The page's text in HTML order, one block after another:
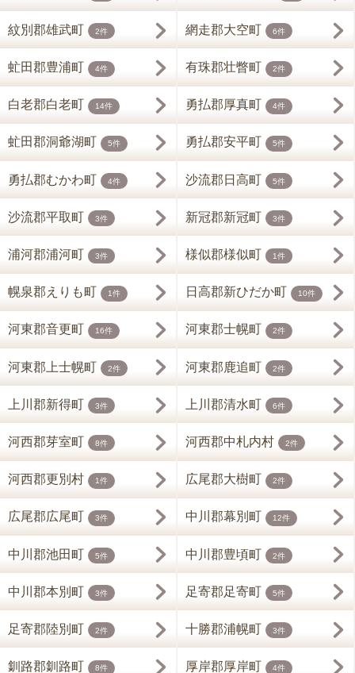
紋別郡雄武町 2件 網走郡大空町 6件
虻田郡豊浦町 4件 有珠郡壮瞥町 2件
白老郡白老町 14件 勇払郡厚真町 4件
虻田郡洞爺湖町 5件 勇払郡安平町 5件
勇払郡むかわ町 4件 沙流郡日高町 5件
沙流郡平取町 3件 新冠郡新冠町 3件
浦河郡浦河町 3件 様似郡様似町 1件
幌泉郡えりも町 1件 日高郡新ひだか町 10件
河東郡音更町 16件 河東郡士幌町 2件
河東郡上士幌町 2件 河東郡鹿追町 2件
上川郡新得町 3件 上川郡清水町 6件
河西郡芽室町 8件 河西郡中札内村 2件
河西郡更別村 1件 広尾郡大樹町 2件
広尾郡広尾町 3件 中川郡幕別町 12件
中川郡池田町 5件 中川郡豊頃町 2件
中川郡本別町 3件 足寄郡足寄町 5件
足寄郡陸別町 2件 十勝郡浦幌町 3件
釧路郡釧路町 8件 厚岸郡厚岸町 4件